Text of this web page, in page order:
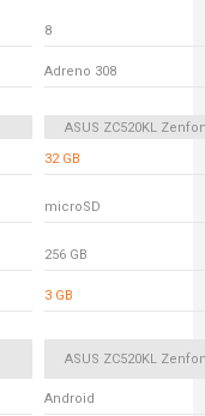
8
Adreno 308
ASUS ZC520KL
32 GB
microSD
256 GB
3 GB
ASUS ZC520KL
Android